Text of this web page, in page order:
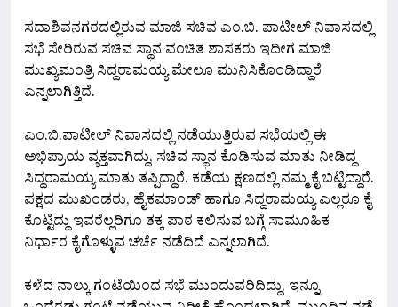
ಸದಾಶಿವನಗರದಲ್ಲಿರುವ ಮಾಜಿ ಸಚಿವ ಎಂ.ಬಿ. ಪಾಟೀಲ್ ನಿವಾಸದಲ್ಲಿ
ಸಭೆ ಸೇರಿರುವ ಸಚಿವ ಸ್ಥಾನ ವಂಚಿತ ಶಾಸಕರು ಇದೀಗ ಮಾಜಿ
ಮುಖ್ಯಮಂತ್ರಿ ಸಿದ್ದರಾಮಯ್ಯ ಮೇಲೂ ಮುನಿಸಿಕೊಂಡಿದ್ದಾರೆ
ಎನ್ನಲಾಗಿತ್ತಿದೆ.
ಎಂ.ಬಿ.ಪಾಟೀಲ್ ನಿವಾಸದಲ್ಲಿ ನಡೆಯುತ್ತಿರುವ ಸಭೆಯಲ್ಲಿ ಈ
ಅಭಿಪ್ರಾಯ ವ್ಯಕ್ತವಾಗಿದ್ದು, ಸಚಿವ ಸ್ಥಾನ ಕೊಡಿಸುವ ಮಾತು ನೀಡಿದ್ದ
ಸಿದ್ದರಾಮಯ್ಯ ಮಾತು ತಪ್ಪಿದ್ದಾರೆ. ಕಡೆಯ ಕ್ಷಣದಲ್ಲಿ ನಮ್ಮ ಕೈ ಬಿಟ್ಟಿದ್ದಾರೆ.
ಪಕ್ಷದ ಮುಖಂಡರು, ಹೈಕಮಾಂಡ್ ಹಾಗೂ ಸಿದ್ದರಾಮಯ್ಯ ಎಲ್ಲರೂ ಕೈ
ಕೊಟ್ಟಿದ್ದು ಇವರೆಲ್ಲರಿಗೂ ತಕ್ಕ ಪಾಠ ಕಲಿಸುವ ಬಗ್ಗೆ ಸಾಮೂಹಿಕ
ನಿರ್ಧಾರ ಕೈಗೊಳ್ಳುವ ಚರ್ಚೆ ನಡೆದಿದೆ ಎನ್ನಲಾಗಿದೆ.
ಕಳೆದ ನಾಲ್ಕು ಗಂಟೆಯಿಂದ ಸಭೆ ಮುಂದುವರಿದಿದ್ದು, ಇನ್ನೂ